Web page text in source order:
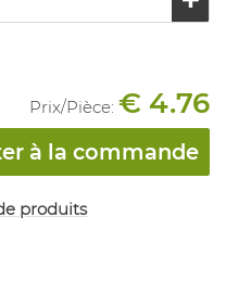
Prix/Pièce: € 4.76
à la commande
produits